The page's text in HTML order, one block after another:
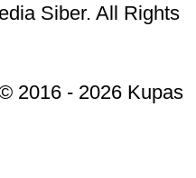
Siber. All Rights
2016 - 2026 Kupas